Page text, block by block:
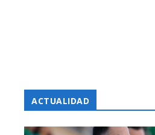
ACTUALIDAD